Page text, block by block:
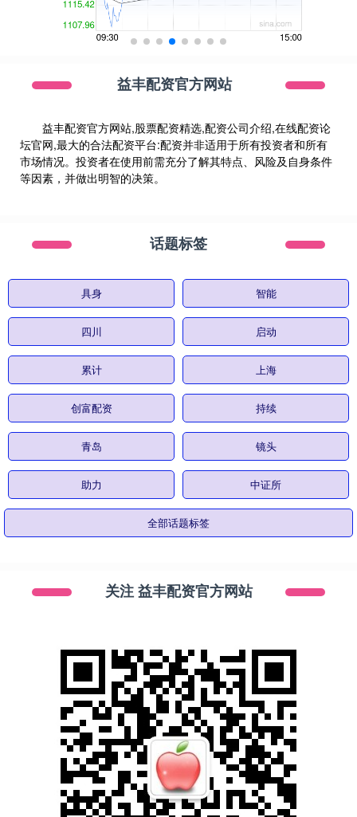
益丰配资官方网站
益丰配资官方网站,股票配资精选,配资公司介绍,在线配资论
坛官网,最大的合法配资平台:配资并非适用于所有投资者和所有
市场情况。投资者在使用前需充分了解其特点、风险及自身条件
等因素，并做出明智的决策。
话题标签
具身 智能
四川 启动
累计 上海
创富配资 持续
青岛 镜头
助力 中证所
全部话题标签
关注 益丰配资官方网站